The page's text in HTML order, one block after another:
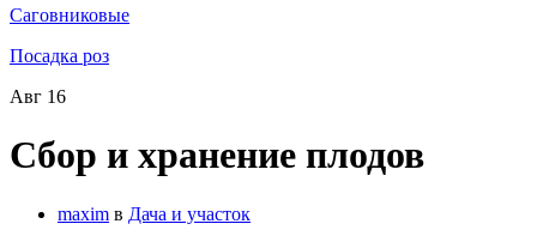
Саговниковые
Посадка роз
Авг 16
Сбор и хранение плодов
maxim в Дача и участок